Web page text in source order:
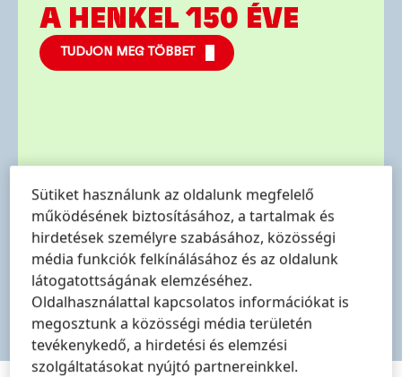
A HENKEL 150 ÉVE
TUDJON MEG TÖBBET
Sütiket használunk az oldalunk megfelelő
működésének biztosításához, a tartalmak és
hirdetések személyre szabásához, közösségi
média funkciók felkínálásához és az oldalunk
látogatottságának elemzéséhez.
Oldalhasználattal kapcsolatos információkat is
megosztunk a közösségi média területén
tevékenykedő, a hirdetési és elemzési
szolgáltatásokat nyújtó partnereinkkel.